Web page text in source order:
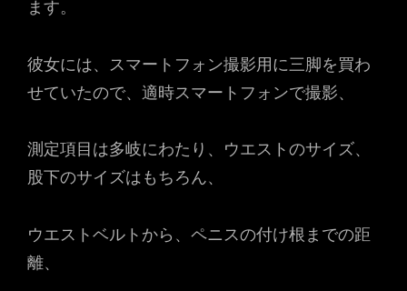
ます。
彼女には、スマートフォン撮影用に三脚を買わ
せていたので、適時スマートフォンで撮影、
測定項目は多岐にわたり、ウエストのサイズ、
股下のサイズはもちろん、
ウエストベルトから、ペニスの付け根までの距
離、